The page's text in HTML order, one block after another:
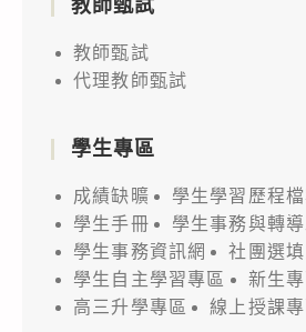
教師甄試
教師甄試
代理教師甄試
學生專區
成績缺曠
學生學習歷程
學生手冊
學生事務與轉
學生事務資訊網
社團選
學生自主學習專區
新生專
高三升學專區
線上授課專